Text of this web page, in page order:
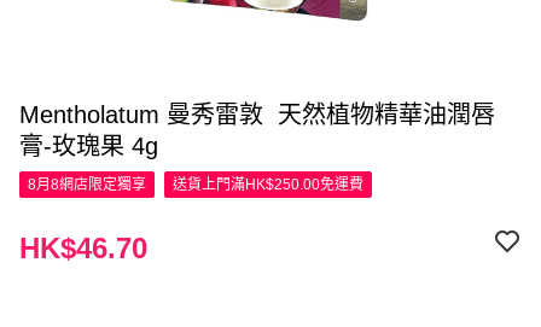
Mentholatum 曼秀雷敦 天然植物精華油潤唇
膏-玫瑰果 4g
8月8網店限定獨享 送貨上門滿HK$250.00免運費
HK$46.70